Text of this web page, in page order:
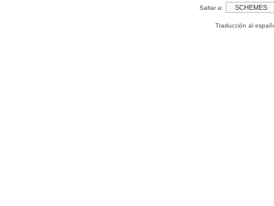
Saltar a:
Traducción al